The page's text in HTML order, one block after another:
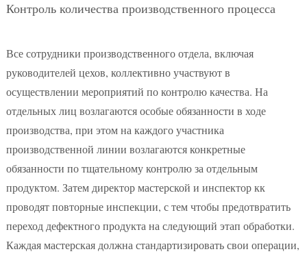
Контроль количества производственного процесса
Все сотрудники производственного отдела, включая
руководителей цехов, коллективно участвуют в
осуществлении мероприятий по контролю качества. На
отдельных лиц возлагаются особые обязанности в ходе
производства, при этом на каждого участника
производственной линии возлагаются конкретные
обязанности по тщательному контролю за отдельным
продуктом. Затем директор мастерской и инспектор кк
проводят повторные инспекции, с тем чтобы предотвратить
переход дефектного продукта на следующий этап обработки.
Каждая мастерская должна стандартизировать свои операции,